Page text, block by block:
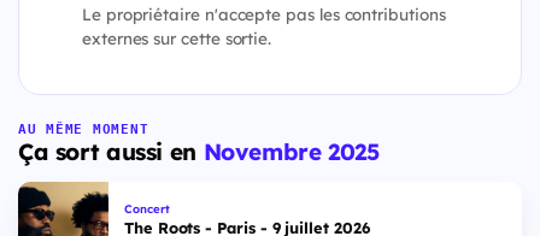
Le propriétaire n'accepte pas les contributions
externes sur cette sortie.
AU MÊME MOMENT
Ça sort aussi en Novembre 2025
Concert
The Roots - Paris - 9 juillet 2026